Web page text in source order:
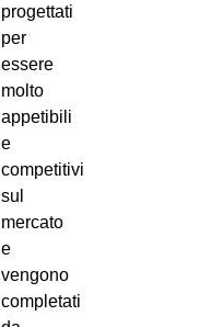
progettati
per
essere
molto
appetibili
e
competitivi
sul
mercato
e
vengono
completati